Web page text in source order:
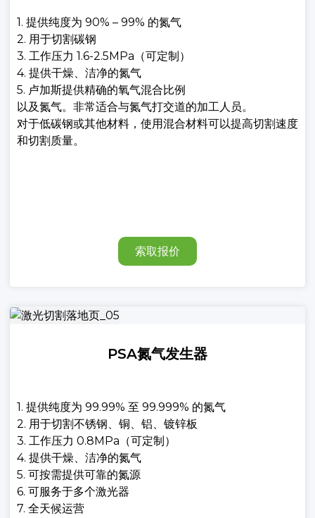
1. 提供纯度为 90% – 99% 的氮气
2. 用于切割碳钢
3. 工作压力 1.6-2.5MPa（可定制）
4. 提供干燥、洁净的氮气
5. 卢加斯提供精确的氧气混合比例
以及氮气。非常适合与氮气打交道的加工人员。
对于低碳钢或其他材料，使用混合材料可以提高切割速度
和切割质量。
索取报价
PSA氮气发生器
1. 提供纯度为 99.99% 至 99.999% 的氮气
2. 用于切割不锈钢、铜、铝、镀锌板
3. 工作压力 0.8MPa（可定制）
4. 提供干燥、洁净的氮气
5. 可按需提供可靠的氮源
6. 可服务于多个激光器
7. 全天候运营